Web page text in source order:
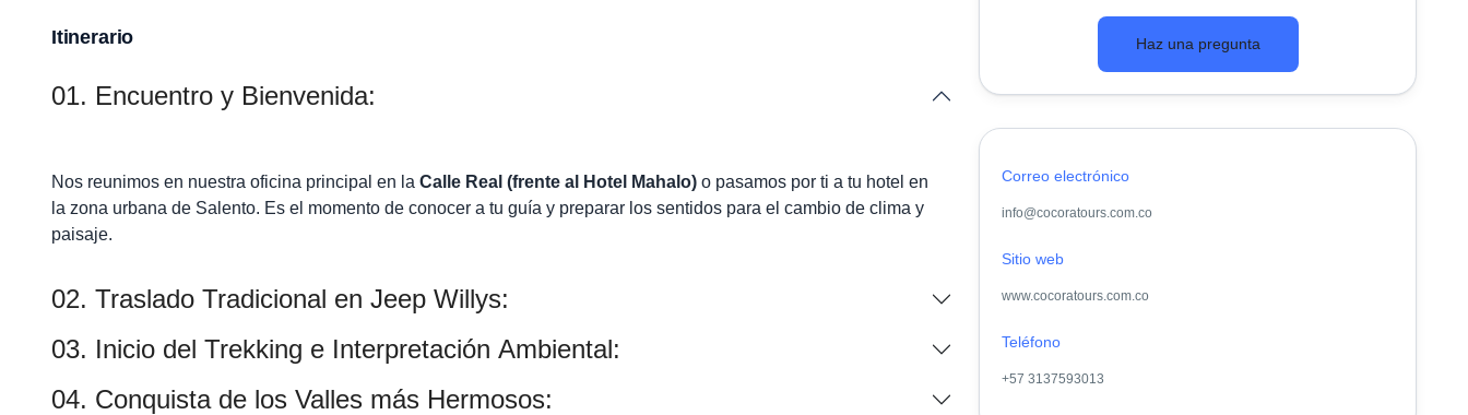
Itinerario
01. Encuentro y Bienvenida:
Nos reunimos en nuestra oficina principal en la Calle Real (frente al Hotel Mahalo) o pasamos por ti a tu hotel en
la zona urbana de Salento. Es el momento de conocer a tu guía y preparar los sentidos para el cambio de clima y
paisaje.
02. Traslado Tradicional en Jeep Willys:
03. Inicio del Trekking e Interpretación Ambiental:
04. Conquista de los Valles más Hermosos:
Haz una pregunta
Correo electrónico
info@cocoratours.com.co
Sitio web
www.cocoratours.com.co
Teléfono
+57 3137593013